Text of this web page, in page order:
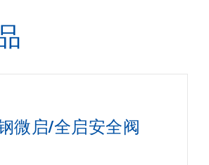
微启/全启安全阀